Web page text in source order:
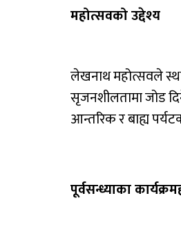
महोत्सवको उद्देश्य
लेखनाथ महोत्सवले
सृजनशीलतामा जोड
आन्तरिक र बाह्य
पूर्वसन्ध्याका